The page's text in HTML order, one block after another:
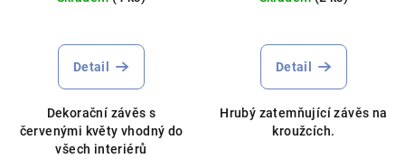
Detail
Dekorační závěs s
červenými květy vhodný do
všech interiérů
Detail
Hrubý zatemňující závěs na
kroužcích.